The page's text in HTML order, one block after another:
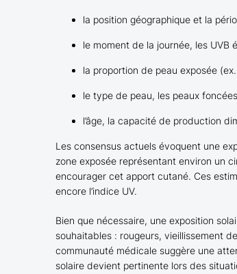
la position géographique et la
le moment de la journée, les UVB
la proportion de peau exposée
le type de peau, les peaux
l’âge, la capacité de production
Les consensus actuels évoquent une
zone exposée représentant environ un
encourager cet apport cutané. Ces
encore l’indice UV.
Bien que nécessaire, une exposition
souhaitables : rougeurs, vieillissement
communauté médicale suggère une
solaire devient pertinente lors des